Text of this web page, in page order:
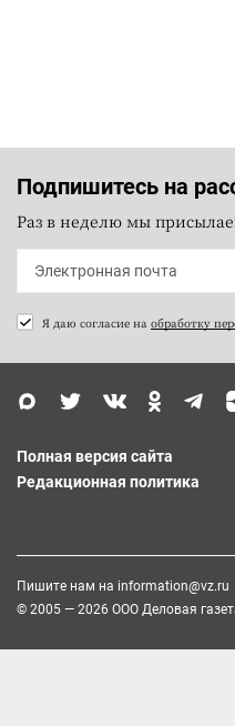
Подпишитесь на
Раз в неделю мы
Я даю согласие на обработку
Полная версия сайта
Редакционная политика
Пишите нам на information@vz.ru
© 2005 — 2026 ООО Деловая